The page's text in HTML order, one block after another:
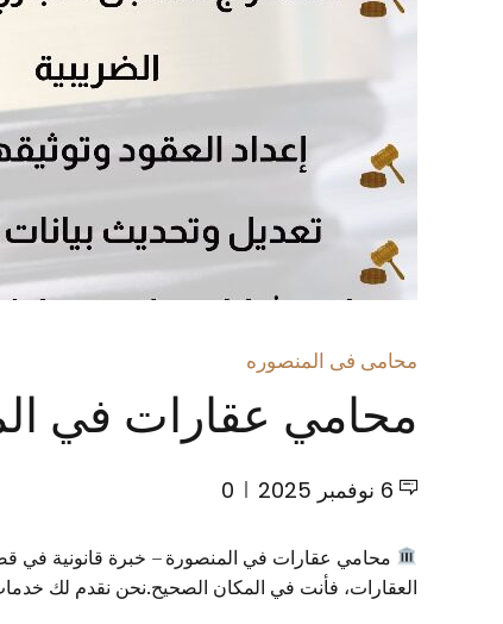
محامى فى المنصوره
محامي عقارات في
6 نوفمبر 2025 0
محامي عقارات في المنصورة – خبرة قانونية في
العقارات، فأنت في المكان الصحيح.نحن نقدم لك خدمات